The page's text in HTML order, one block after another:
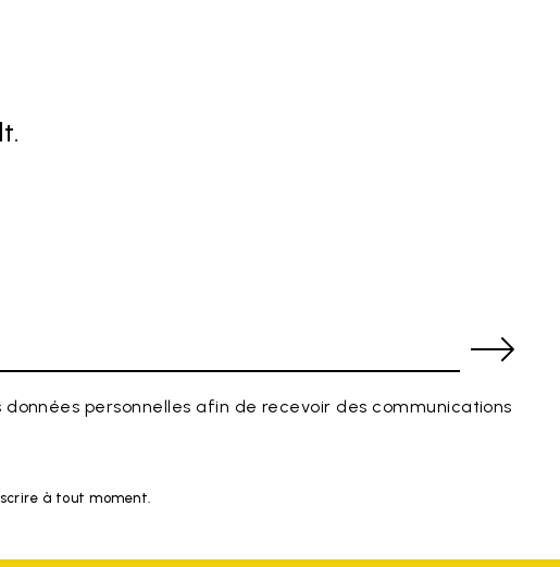
personnelles afin de recevoir des communications
à tout moment.